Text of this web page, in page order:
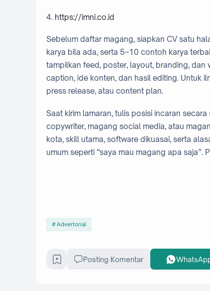
4. https://imni.co.id
Sebelum daftar magang, siapkan CV satu
karya bila ada, serta 5–10 contoh karya
tampilkan feed, poster, layout, branding,
caption, ide konten, dan hasil editing. Untuk
press release, atau content plan.
Saat kirim lamaran, tulis posisi incaran
copywriter, magang social media, atau
kota, skill utama, software dikuasai, serta
umum seperti “saya mau magang apa saja”.
Advertorial
Posting Komentar